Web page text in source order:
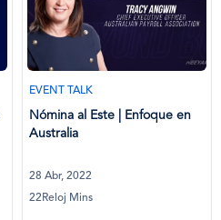
EVENT TALK
Nómina al Este | Enfoque en
Australia
28 Abr, 2022
22Reloj Mins